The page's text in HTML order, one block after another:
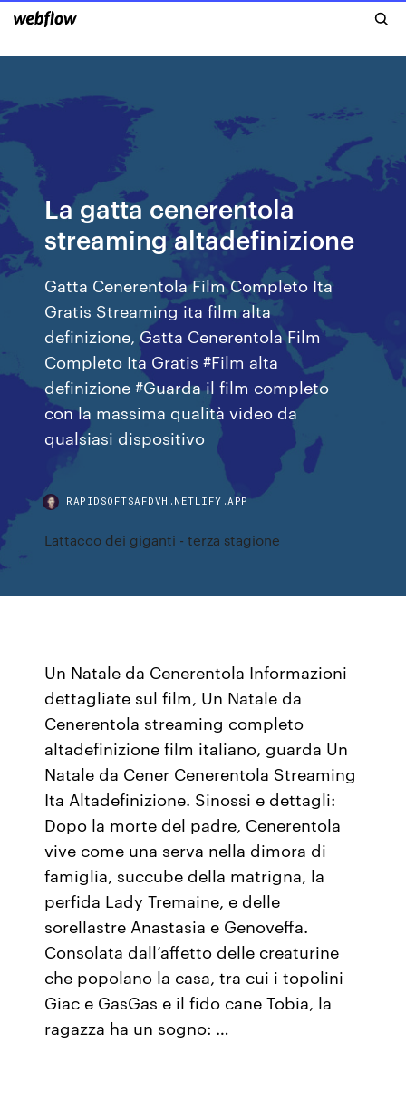
La gatta cenerentola
streaming altadefinizione
Gatta Cenerentola Film Completo Ita
Gratis Streaming ita film alta
definizione, Gatta Cenerentola Film
Completo Ita Gratis #Film alta
definizione #Guarda il film completo
con la massima qualità video da
qualsiasi dispositivo
RAPIDSOFTSAFDVH.NETLIFY.APP
Lattacco dei giganti - terza stagione
Un Natale da Cenerentola Informazioni
dettagliate sul film, Un Natale da
Cenerentola streaming completo
altadefinizione film italiano, guarda Un
Natale da Cener Cenerentola Streaming
Ita Altadefinizione. Sinossi e dettagli:
Dopo la morte del padre, Cenerentola
vive come una serva nella dimora di
famiglia, succube della matrigna, la
perfida Lady Tremaine, e delle
sorellastre Anastasia e Genoveffa.
Consolata dall’affetto delle creaturine
che popolano la casa, tra cui i topolini
Giac e GasGas e il fido cane Tobia, la
ragazza ha un sogno: …